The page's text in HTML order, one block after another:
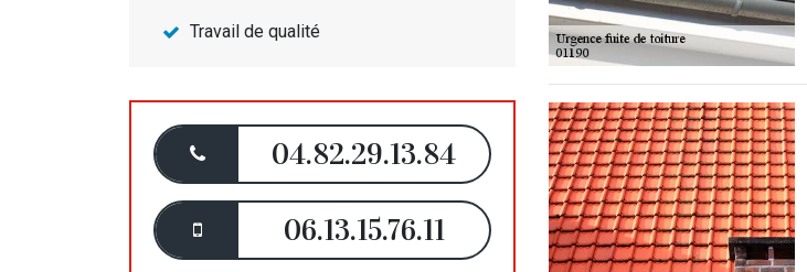
Travail de qualité
04.82.29.13.84
06.13.15.76.11